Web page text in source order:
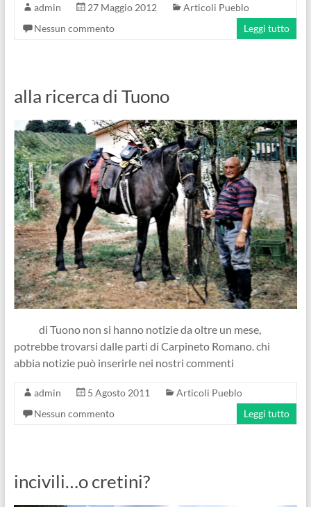
admin 27 Maggio 2012
Articoli Pueblo
Nessun commento
Leggi tutto
alla ricerca di Tuono
di Tuono non si hanno notizie da oltre un mese,
potrebbe trovarsi dalle parti di Carpineto Romano. chi
abbia notizie può inserirle nei nostri commenti
admin 5 Agosto 2011
Articoli Pueblo
Nessun commento
Leggi tutto
incivili…o cretini?